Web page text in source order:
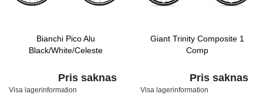
Bianchi Pico Alu
Black/White/Celeste
Pris saknas
Visa lagerinformation
Giant Trinity Composite 1
Comp
Pris saknas
Visa lagerinformation